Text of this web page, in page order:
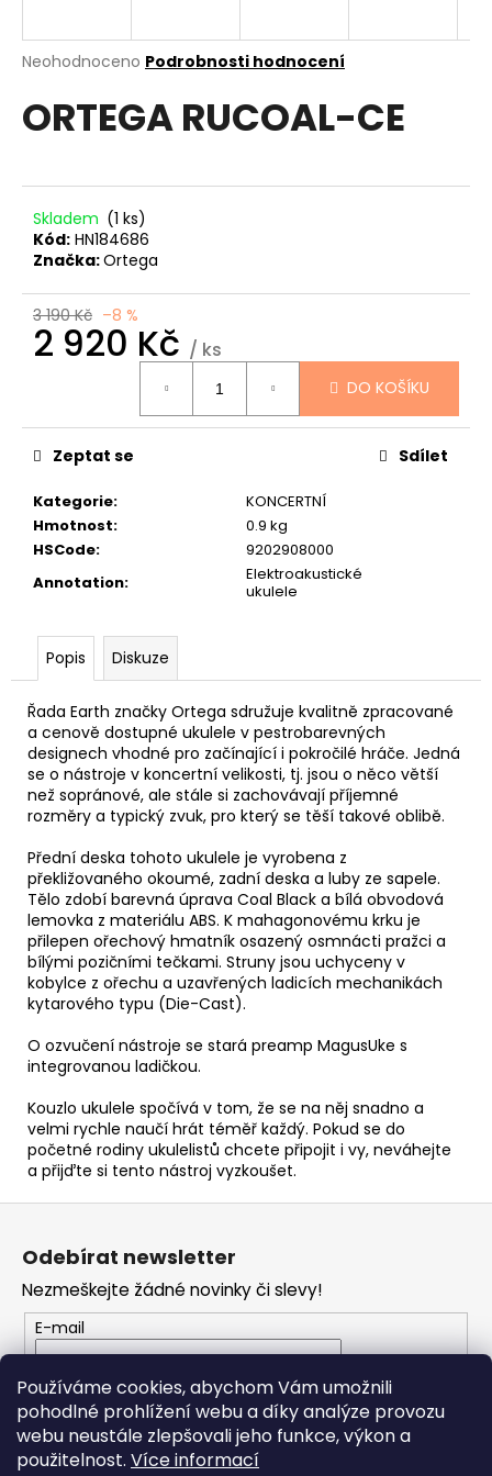
Používáme cookies, abychom Vám umožnili
pohodlné prohlížení webu a díky analýze provozu
webu neustále zlepšovali jeho funkce, výkon a
použitelnost. Více informací
Průměrné
produktu
je
5
hvězdiček.
Neohodnoceno Podrobnosti hodnocení
ORTEGA RUCOAL-CE
Skladem (1 ks)
Kód: HN184686
Značka:Ortega
3 190 Kč –8 %
2 920 Kč / ks
DO KOŠÍKU
Kategorie:
KONCERTNÍ
Hmotnost:
0.9 kg
HSCode:
9202908000
Annotation:
Elektroakustické
ukulele
Zeptat se Sdílet
Popis Diskuze
Řada Earth značky Ortega sdružuje kvalitně zpracované
a cenově dostupné ukulele v pestrobarevných
designech vhodné pro začínající i pokročilé hráče. Jedná
se o nástroje v koncertní velikosti, tj. jsou o něco větší
než sopránové, ale stále si zachovávají příjemné
rozměry a typický zvuk, pro který se těší takové oblibě.
Přední deska tohoto ukulele je vyrobena z
překližovaného okoumé, zadní deska a luby ze sapele.
Tělo zdobí barevná úprava Coal Black a bílá obvodová
lemovka z materiálu ABS. K mahagonovému krku je
přilepen ořechový hmatník osazený osmnácti pražci a
bílými pozičními tečkami. Struny jsou uchyceny v
kobylce z ořechu a uzavřených ladicích mechanikách
kytarového typu (Die-Cast).
O ozvučení nástroje se stará preamp MagusUke s
integrovanou ladičkou.
Kouzlo ukulele spočívá v tom, že se na něj snadno a
velmi rychle naučí hrát téměř každý. Pokud se do
početné rodiny ukulelistů chcete připojit i vy, neváhejte
a přijďte si tento nástroj vyzkoušet.
j
t
?
D
o
u
č
u
m
SWIFF
WS-
85
WIRELESS
SYSTEM
2
190
Kč
Z
í
Odebírat newsletter
Nezmeškejte žádné novinky či slevy!
E-mail
Vložením e-mailu souhlasíte s podmínkami
ochrany osobních údajů
PŘIHLÁSIT SE